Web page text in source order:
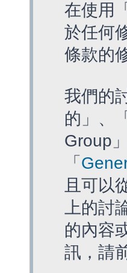
在使用
於任何
條款的
我們的
的」、
Group
「
且可以
上的
的內容
訊，請